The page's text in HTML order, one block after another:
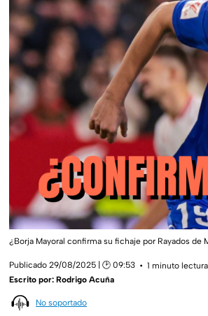
¿Borja Mayoral confirma su fichaje por Rayados de
Publicado 29/08/2025 | 🕑 09:53
1 minuto lectura
Escrito por: Rodrigo Acuña
No soportado